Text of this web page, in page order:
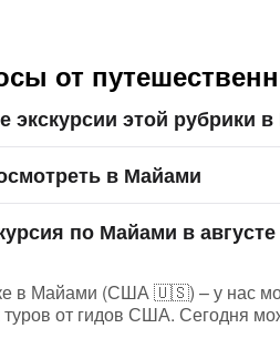
от
этой рубрики
в Майами
по Майами в августе
в Майами (США 🇺🇸) – у нас
от гидов США. Сегодня